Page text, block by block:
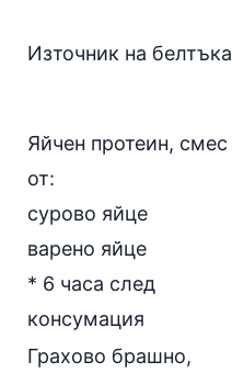
Източник на белтъка
Яйчен протеин, смес
от:
сурово яйце
варено яйце
* 6 часа след
консумация
Грахово брашно,